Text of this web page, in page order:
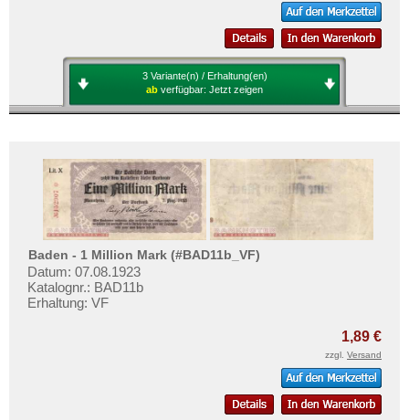
3 Variante(n) / Erhaltung(en)
ab verfügbar: Jetzt zeigen
Baden - 1 Million Mark (#BAD11b_VF)
Datum: 07.08.1923
Katalognr.: BAD11b
Erhaltung: VF
1,89 €
zzgl. Versand